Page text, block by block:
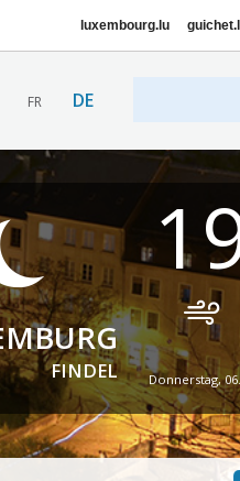
luxembourg.lu
FR DE
FINDEL Donnerstag,